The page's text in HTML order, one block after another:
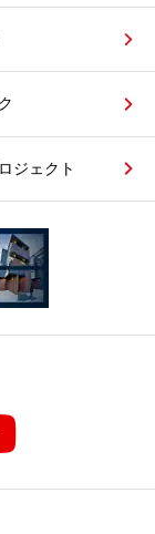
ジェクト